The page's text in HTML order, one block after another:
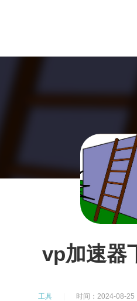
vp加速器
工具 时间：2024-08-25